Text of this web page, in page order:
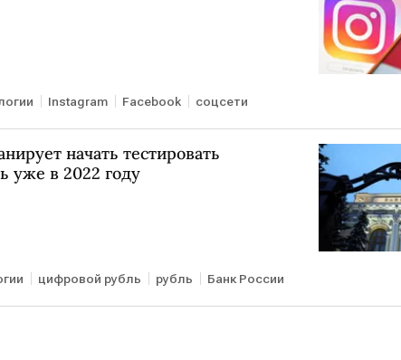
Instagram Facebook соцсети
начать тестировать
уже в 2022 году
цифровой рубль рубль Банк России